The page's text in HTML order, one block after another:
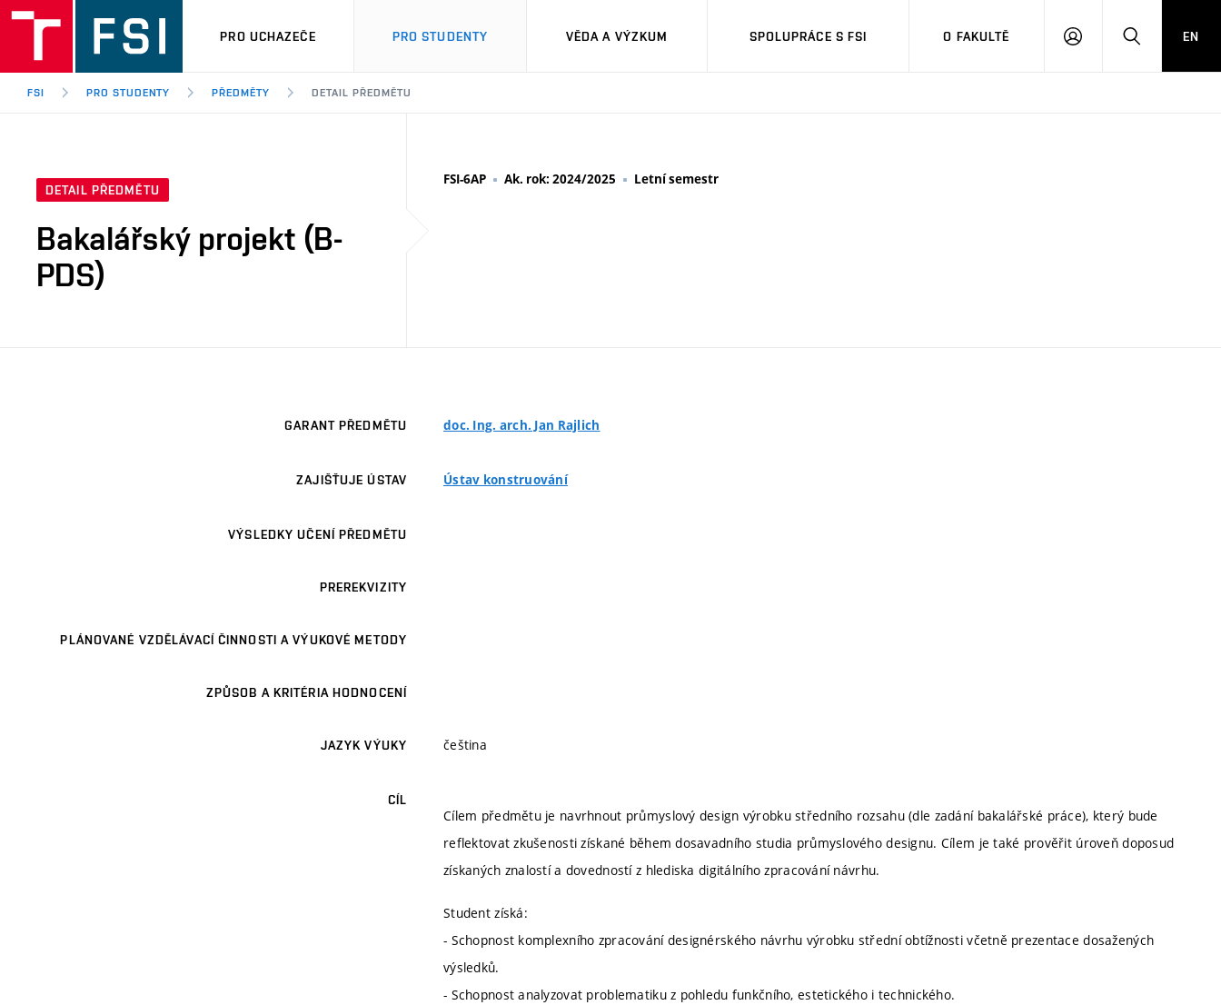
PRO UCHAZEČE PRO STUDENTY VĚDA A VÝZKUM SPOLUPRÁCE S FSI O FAKULTĚ
PŘIHLÁŠENÍHLEDAT
EN
FSI PRO STUDENTY PŘEDMĚTY DETAIL PŘEDMĚTU
DETAIL PŘEDMĚTU
Bakalářský projekt (B-
PDS)
FSI-6AP Ak. rok: 2024/2025 Letní semestr
GARANT PŘEDMĚTU doc. Ing. arch. Jan Rajlich
ZAJIŠŤUJE ÚSTAV Ústav konstruování
VÝSLEDKY UČENÍ PŘEDMĚTU
PREREKVIZITY
PLÁNOVANÉ VZDĚLÁVACÍ ČINNOSTI A VÝUKOVÉ METODY
ZPŮSOB A KRITÉRIA HODNOCENÍ
JAZYK VÝUKY čeština
CÍL
Cílem předmětu je navrhnout průmyslový design výrobku středního rozsahu (dle zadání bakalářské práce), který bude
reflektovat zkušenosti získané během dosavadního studia průmyslového designu. Cílem je také prověřit úroveň doposud
získaných znalostí a dovedností z hlediska digitálního zpracování návrhu.
Student získá:
- Schopnost komplexního zpracování designérského návrhu výrobku střední obtížnosti včetně prezentace dosažených
výsledků.
- Schopnost analyzovat problematiku z pohledu funkčního, estetického i technického.